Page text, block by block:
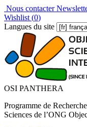
Nous contacter
Wishlist (0)
Langues du site
OSI PANTHERA
Programme de
Sciences de l’ONG